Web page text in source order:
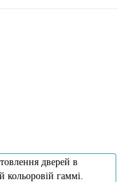
дверей в
кольоровій гаммі.